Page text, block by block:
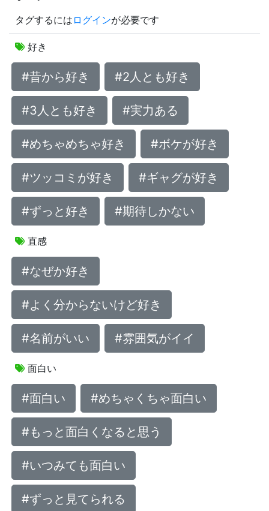
タグするには ログインが必要です
好き
#昔から好き #2人とも好き
#3人とも好き #実力ある
#めちゃめちゃ好き #ボケが好き
#ツッコミが好き #ギャグが好き
#ずっと好き #期待しかない
直感
#なぜか好き
#よく分からないけど好き
#名前がいい #雰囲気がイイ
面白い
#面白い #めちゃくちゃ面白い
#もっと面白くなると思う
#いつみても面白い
#ずっと見てられる